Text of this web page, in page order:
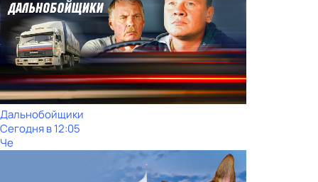
Дальнобойщики
Сегодня в 12:05
Че